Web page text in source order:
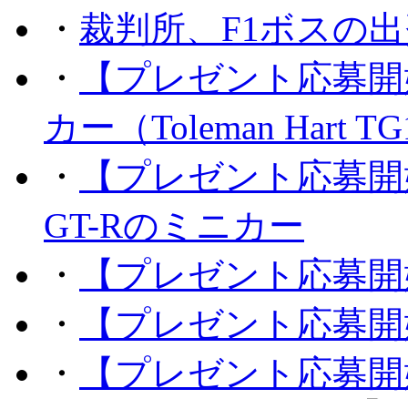
・ 裁判所、F1ボスの
・
【プレゼント応募
カー（Toleman Hart
・
【プレゼント応募
GT-Rのミニカー
・
【プレゼント応募
・
【プレゼント応募
・
【プレゼント応募